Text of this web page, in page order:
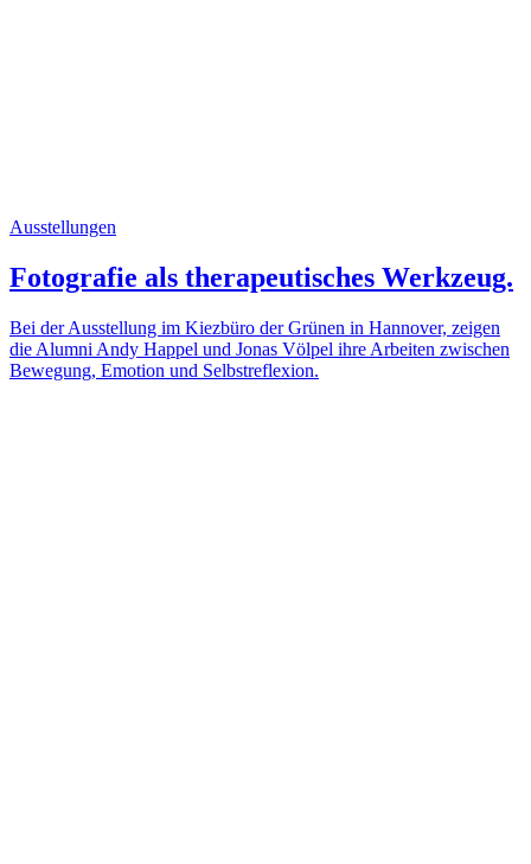
Ausstellungen
Fotografie als therapeutisches Werkzeug.
Bei der Ausstellung im Kiezbüro der Grünen in Hannover, zeigen
die Alumni Andy Happel und Jonas Völpel ihre Arbeiten zwischen
Bewegung, Emotion und Selbstreflexion.